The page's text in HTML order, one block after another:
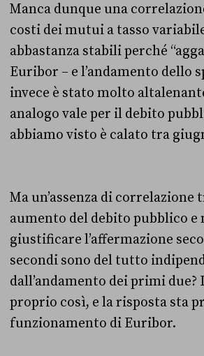
Manca dunque una
costi dei mutui a tasso
abbastanza stabili perché
Euribor – e l’andamento dello
invece è stato molto
analogo vale per il debito
abbiamo visto è calato tra
Ma un’assenza di correlazione
aumento del debito pubblico e
giustificare l’affermazione
secondi sono del tutto
dall’andamento dei primi due?
proprio così, e la risposta sta
funzionamento di Euribor.